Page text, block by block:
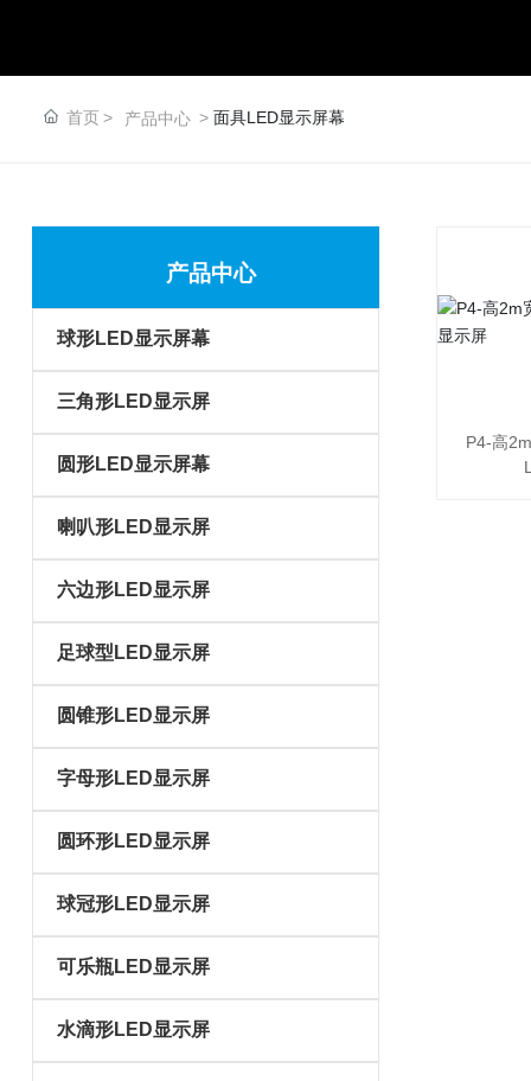
首页 产品中心 面具LED显示屏幕
产品中心
球形LED显示屏幕
三角形LED显示屏
圆形LED显示屏幕
喇叭形LED显示屏
六边形LED显示屏
足球型LED显示屏
圆锥形LED显示屏
字母形LED显示屏
圆环形LED显示屏
球冠形LED显示屏
可乐瓶LED显示屏
水滴形LED显示屏
P4-高